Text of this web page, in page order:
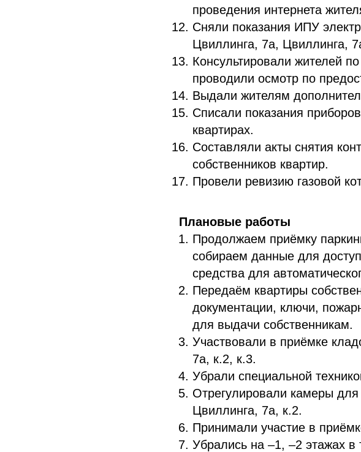
проведения интернета
Сняли показания ИПУ
Цвиллинга, 7а, Цвиллинга,
Консультировали жителей
проводили осмотр по
Выдали жителям
Списали показания
квартирах.
Составляли акты снятия
собственников квартир.
Провели ревизию газовой
Плановые работы
Продолжаем приёмку
собираем данные для
средства для
Передаём квартиры
документации, ключи,
для выдачи собственникам.
Участвовали в приёмке
7а, к.2, к.3.
Убрали специальной
Отрегулировали камеры
Цвиллинга, 7а, к.2.
Принимали участие в
Убрались на –1, –2 этажах